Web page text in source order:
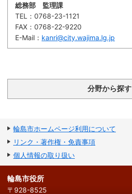
総務部 監理課
TEL： 0768-23-1121
FAX： 0768-22-9220
E-Mail： kanri@city.wajima.lg.jp
分野から探す
輪島市ホームページ利用について
リンク・著作権・免責事項
個人情報の取り扱い
輪島市役所
〒928-8525